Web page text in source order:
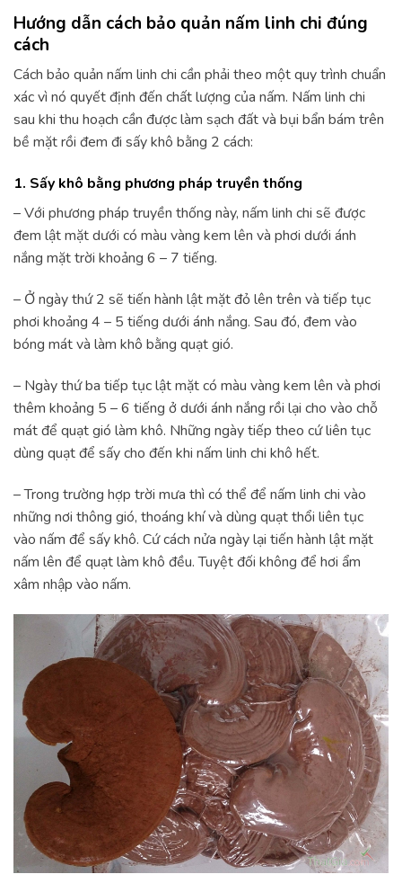
Hướng dẫn cách bảo quản nấm linh chi đúng
cách
Cách bảo quản nấm linh chi cần phải theo một quy trình chuẩn
xác vì nó quyết định đến chất lượng của nấm. Nấm linh chi
sau khi thu hoạch cần được làm sạch đất và bụi bẩn bám trên
bề mặt rồi đem đi sấy khô bằng 2 cách:
1. Sấy khô bằng phương pháp truyền thống
– Với phương pháp truyền thống này, nấm linh chi sẽ được
đem lật mặt dưới có màu vàng kem lên và phơi dưới ánh
nắng mặt trời khoảng 6 – 7 tiếng.
– Ở ngày thứ 2 sẽ tiến hành lật mặt đỏ lên trên và tiếp tục
phơi khoảng 4 – 5 tiếng dưới ánh nắng. Sau đó, đem vào
bóng mát và làm khô bằng quạt gió.
– Ngày thứ ba tiếp tục lật mặt có màu vàng kem lên và phơi
thêm khoảng 5 – 6 tiếng ở dưới ánh nắng rồi lại cho vào chỗ
mát để quạt gió làm khô. Những ngày tiếp theo cứ liên tục
dùng quạt để sấy cho đến khi nấm linh chi khô hết.
– Trong trường hợp trời mưa thì có thể để nấm linh chi vào
những nơi thông gió, thoáng khí và dùng quạt thổi liên tục
vào nấm để sấy khô. Cứ cách nửa ngày lại tiến hành lật mặt
nấm lên để quạt làm khô đều. Tuyệt đối không để hơi ẩm
xâm nhập vào nấm.